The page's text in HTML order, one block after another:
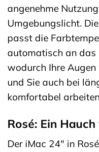
angenehme
Umgebungslicht.
passt die
automatisch an
wodurch Ihre
und Sie auch bei
komfortabel
Rosé: Ein
Der iMac 24″ in